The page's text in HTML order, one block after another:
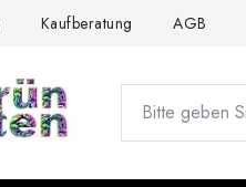
Kaufberatung AGB